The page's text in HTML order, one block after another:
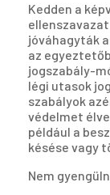
Kedden a
jóváhagyták
az
jogszabály-
légi utasok
szabályok
védelmet
például a
késése vagy
Nem